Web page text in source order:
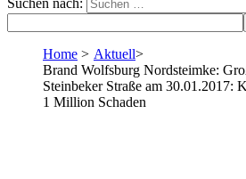
Suchen nach:
Home > Aktuell>
Brand Wolfsburg Nordsteimke:
Steinbeker Straße am 30.01.2017:
1 Million Schaden